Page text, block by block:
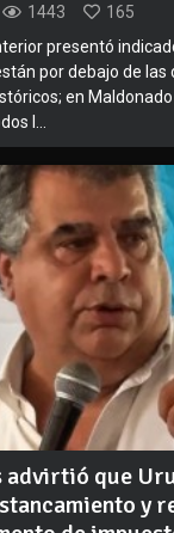
1443
165
presentó
por debajo de las
en
l...
advirtió que
y